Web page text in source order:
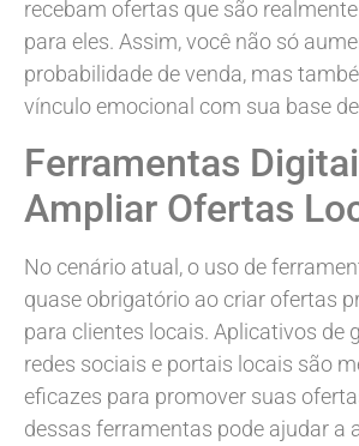
recebam ofertas que são
para eles. Assim, você não só
probabilidade de venda, mas
vínculo emocional com sua base
Ferramentas
Ampliar Ofertas
No cenário atual, o uso de
quase obrigatório ao criar ofertas
para clientes locais. Aplicativos de
redes sociais e portais locais são
eficazes para promover suas
dessas ferramentas pode ajudar a